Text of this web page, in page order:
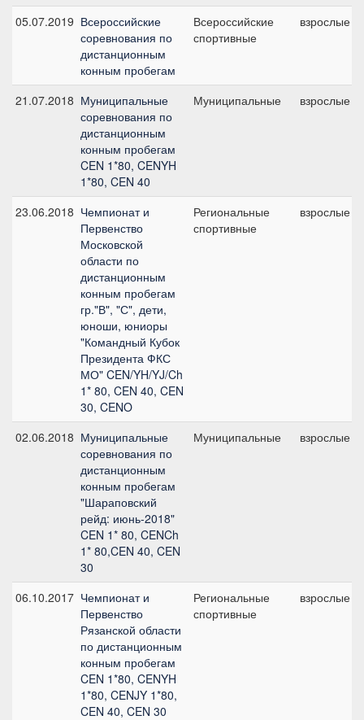
05.07.2019 Всероссийские
соревнования по
дистанционным
конным пробегам
Всероссийские
спортивные
взрослые
21.07.2018 Муниципальные
соревнования по
дистанционным
конным пробегам
CEN 1*80, CENYH
1*80, CEN 40
Муниципальные взрослые
23.06.2018 Чемпионат и
Первенство
Московской
области по
дистанционным
конным пробегам
гр."В", "С", дети,
юноши, юниоры
"Командный Кубок
Президента ФКС
МО" CEN/YH/YJ/Ch
1* 80, CEN 40, CEN
30, CENO
Региональные
спортивные
взрослые
02.06.2018 Муниципальные
соревнования по
дистанционным
конным пробегам
"Шараповский
рейд: июнь-2018"
CEN 1* 80, CENCh
1* 80,CEN 40, CEN
30
Муниципальные взрослые
06.10.2017 Чемпионат и
Первенство
Рязанской области
по дистанционным
конным пробегам
CEN 1*80, CENYH
1*80, CENJY 1*80,
CEN 40, CEN 30
Региональные
спортивные
взрослые